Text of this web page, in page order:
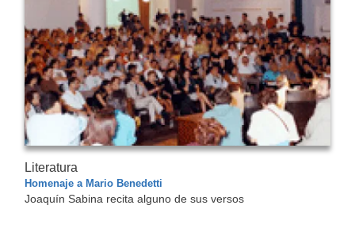
Literatura
Homenaje a Mario Benedetti
Joaquín Sabina recita alguno de sus versos